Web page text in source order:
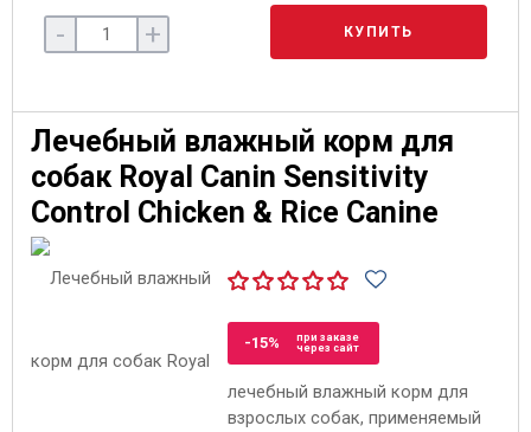
- + КУПИТЬ
Лечебный влажный корм для
собак Royal Canin Sensitivity
Control Chicken & Rice Canine
-15%
при заказе
через сайт
лечебный влажный корм для
взрослых собак, применяемый